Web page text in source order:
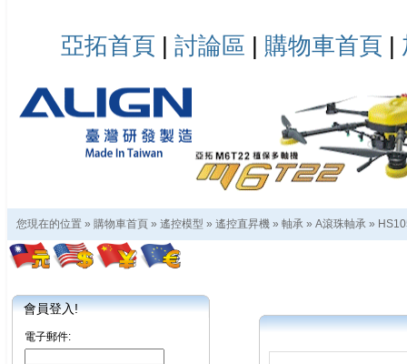
亞拓首頁 | 討論區 | 購物車首頁 |
您現在的位置 » 購物車首頁 » 遙控模型 » 遙控直昇機 » 軸承 » A滾珠軸承 »
會員登入!
電子郵件: